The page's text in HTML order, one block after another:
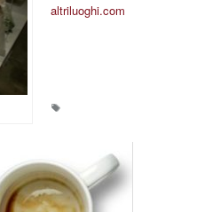
altriluoghi.com